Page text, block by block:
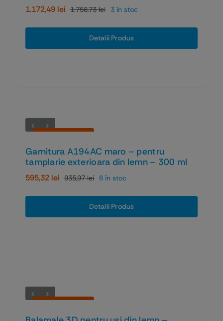
1.758,73leiPrețul
a
fost:
1.172,49 lei
Prețul
este:
1.172,49 lei.
3 în stoc
Detalii Produs
Economiseşti 36%
Garnitura A194AC maro – pentru
tamplarie exterioara din lemn – 300 ml
935,97leiPrețul
a
fost:
595,32 lei
Prețul
este:
595,32 lei.
6 în stoc
Detalii Produs
Economiseşti 41%